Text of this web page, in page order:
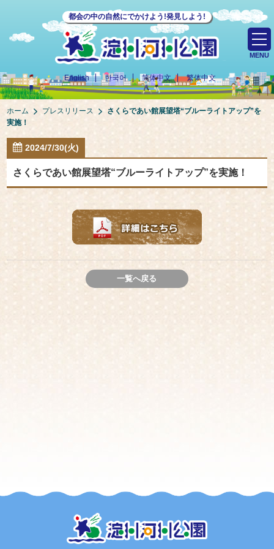
都会の中の自然にでかけよう!発見しよう!
English 한국어 简体中文 繁体中文
MENU
ホーム プレスリリース
さくらであい館展望塔“ブルーライトアップ”を
実施！
2024/7/30(火)
さくらであい館展望塔“ブルーライトアップ”を実施！
一覧へ戻る